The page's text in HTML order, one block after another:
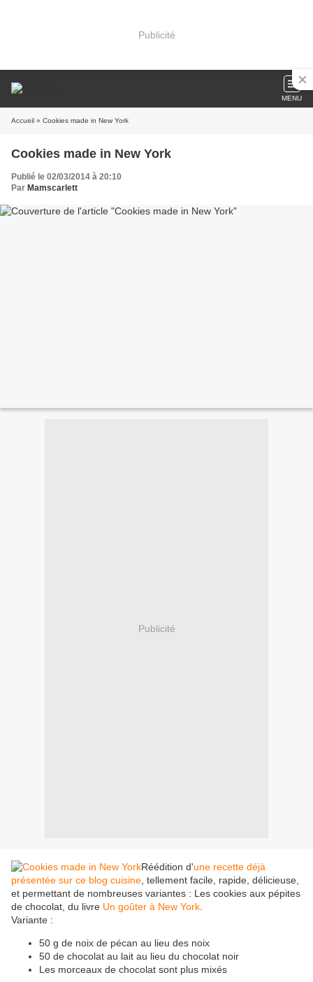
Publicité
MENU
Accueil » Cookies made in New York
Cookies made in New York
Publié le 02/03/2014 à 20:10
Par Mamscarlett
Publicité
Réédition d'une recette déjà
présentée sur ce blog cuisine , tellement facile, rapide, délicieuse,
et permettant de nombreuses variantes : Les cookies aux pépites
de chocolat, du livre Un goûter à New York
Variante :
50 g de noix de pécan au lieu des noix
50 de chocolat au lait au lieu du chocolat noir
Les morceaux de chocolat sont plus mixés